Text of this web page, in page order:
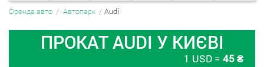
Оренда авто Автопарк Audi
ПРОКАТ AUDI У КИЄВІ
1 USD = 45 ₴